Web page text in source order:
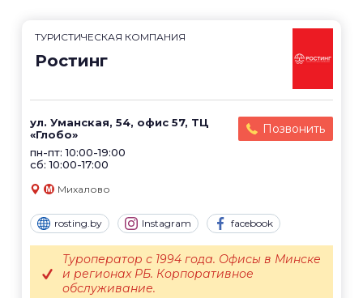
ТУРИСТИЧЕСКАЯ КОМПАНИЯ
Ростинг
ул. Уманская, 54, офис 57, ТЦ
«Глобо»
пн-пт: 10:00-19:00
сб: 10:00-17:00
Позвонить
Михалово
rosting.by Instagram facebook
Туроператор с 1994 года. Офисы в Минске
и регионах РБ. Корпоративное
обслуживание.